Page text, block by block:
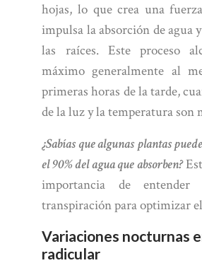
hojas, lo que crea una
impulsa la absorción de agua
las raíces. Este proceso
máximo generalmente al
primeras horas de la tarde,
de la luz y la temperatura son
¿Sabías que algunas plantas
el 90% del agua que absorben?
importancia de
transpiración para optimizar
Variaciones nocturnas
radicular